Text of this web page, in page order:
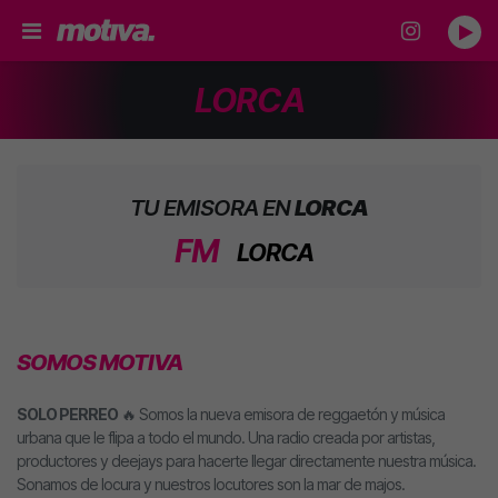
LORCA
TU EMISORA ENLORCA
FM LORCA
SOMOS MOTIVA
SOLO PERREO 🔥 Somos la nueva emisora de reggaetón y música
urbana que le flipa a todo el mundo. Una radio creada por artistas,
productores y deejays para hacerte llegar directamente nuestra música.
Sonamos de locura y nuestros locutores son la mar de majos.